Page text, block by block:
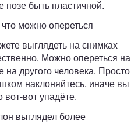
позе быть пластичной.
можно опереться
выглядеть на снимках
Можно опереться на
на другого человека. Просто
наклоняйтесь, иначе вы
вот-вот упадёте.
выглядел более